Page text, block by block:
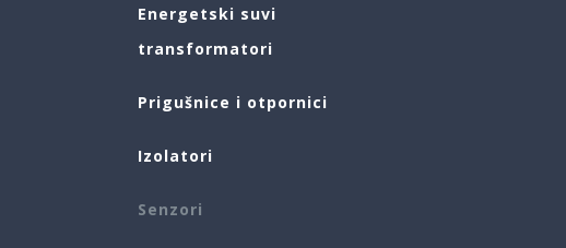
Energetski suvi
transformatori
Prigušnice i otpornici
Izolatori
Senzori